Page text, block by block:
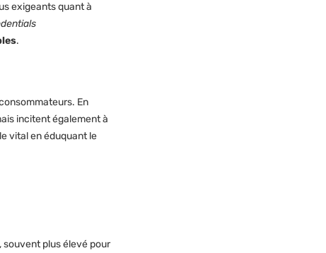
exigeants quant à
.
En
incitent également à
vital en éduquant le
souvent plus élevé pour